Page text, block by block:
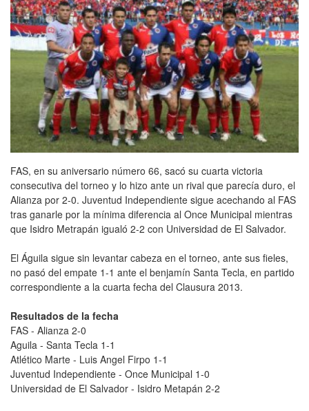
FAS, en su aniversario número 66, sacó su cuarta victoria
consecutiva del torneo y lo hizo ante un rival que parecía duro, el
Alianza por 2-0. Juventud Independiente sigue acechando al FAS
tras ganarle por la mínima diferencia al Once Municipal mientras
que Isidro Metrapán igualó 2-2 con Universidad de El Salvador.
El Águila sigue sin levantar cabeza en el torneo, ante sus fieles,
no pasó del empate 1-1 ante el benjamín Santa Tecla, en partido
correspondiente a la cuarta fecha del Clausura 2013.
Resultados de la fecha
FAS - Alianza 2-0
Aguila - Santa Tecla 1-1
Atlético Marte - Luis Angel Firpo 1-1
Juventud Independiente - Once Municipal 1-0
Universidad de El Salvador - Isidro Metapán 2-2